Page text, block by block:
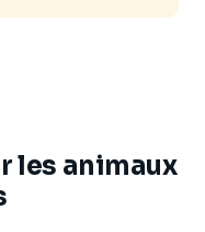
les animaux